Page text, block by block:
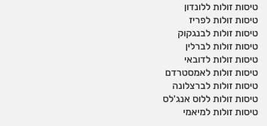
טיסות זולות ללונדון
טיסות זולות לפריז
טיסות זולות לבנגקוק
טיסות זולות לברלין
טיסות זולות לדובאי
טיסות זולות לאמסטרדם
טיסות זולות לברצלונה
טיסות זולות ללוס אנג'לס
טיסות זולות למיאמי